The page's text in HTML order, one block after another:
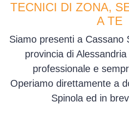
TECNICI DI ZONA,
A TE
Siamo presenti a Cassano
provincia di
professionale e
Operiamo direttamente a
Spinola ed in